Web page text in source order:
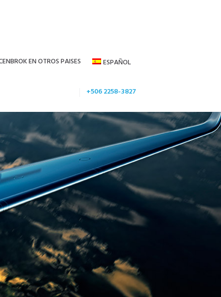
EN OTROS PAISES ESPAÑOL
+506 2258-3827